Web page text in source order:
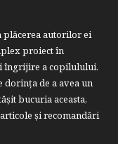
plăcerea autorilor ei
proiect în
îngrijire a copilulului.
dorinţa de a avea un
bucuria aceasta,
şi recomandări